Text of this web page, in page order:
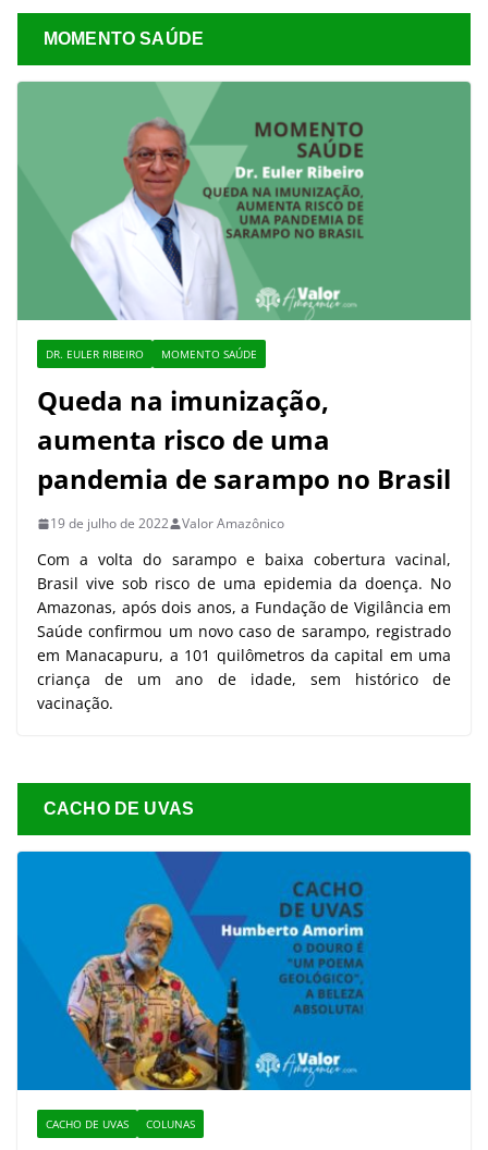
MOMENTO SAÚDE
DR. EULER RIBEIRO MOMENTO SAÚDE
Queda na imunização,
aumenta risco de uma
pandemia de sarampo no Brasil
19 de julho de 2022 Valor Amazônico
Com a volta do sarampo e baixa cobertura vacinal,
Brasil vive sob risco de uma epidemia da doença. No
Amazonas, após dois anos, a Fundação de Vigilância em
Saúde confirmou um novo caso de sarampo, registrado
em Manacapuru, a 101 quilômetros da capital em uma
criança de um ano de idade, sem histórico de
vacinação.
CACHO DE UVAS
CACHO DE UVAS COLUNAS